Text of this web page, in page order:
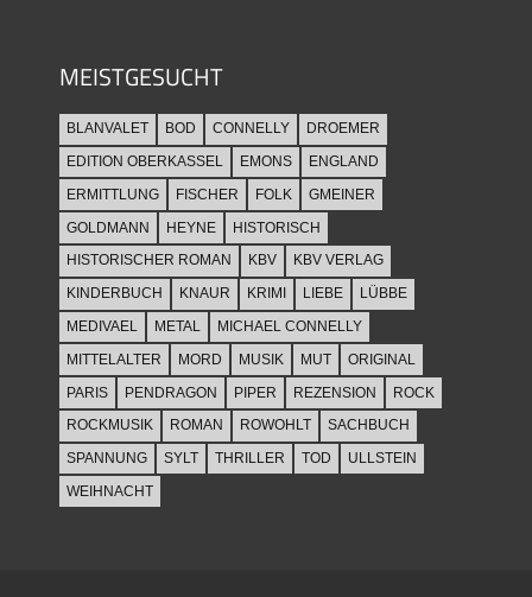
MEISTGESUCHT
BLANVALET BOD CONNELLY
DROEMER
EDITION OBERKASSEL
EMONS
ENGLAND
ERMITTLUNG
FISCHER FOLK
GMEINER
GOLDMANN
HEYNE
HISTORISCH
HISTORISCHER ROMAN
KBV
KBV VERLAG
KINDERBUCH
KNAUR KRIMI LIEBE
LÜBBE
MEDIVAEL
METAL
MICHAEL CONNELLY
MITTELALTER
MORD MUSIK MUT
ORIGINAL
PARIS
PENDRAGON PIPER REZENSION
ROCK
ROCKMUSIK
ROMAN ROWOHLT
SACHBUCH
SPANNUNG
SYLT THRILLER TOD
ULLSTEIN
WEIHNACHT